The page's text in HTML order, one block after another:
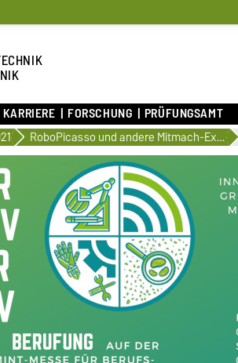
FORSCHUNG PRÜFUNGSAMT
RoboPicasso und andere Mitmach-Experimente bei der Studienorientierungsmesse KickStart MINT im IGZ Barleben